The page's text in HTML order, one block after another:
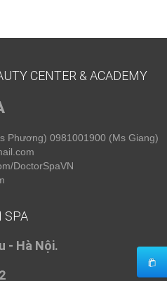
CENTER & ACADEMY
Phương) 0981001900 (Ms Giang)
DoctorSpaVN
SPA
- Hà Nội.